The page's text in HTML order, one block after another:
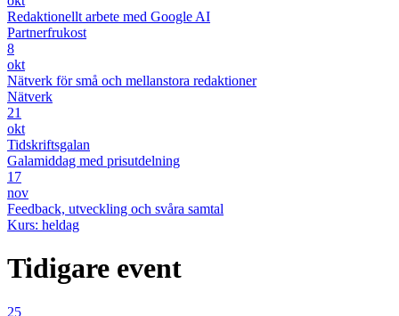
Redaktionellt arbete med Google AI
Partnerfrukost
8
okt
Nätverk för små och mellanstora redaktioner
Nätverk
21
okt
Tidskriftsgalan
Galamiddag med prisutdelning
17
nov
Feedback, utveckling och svåra samtal
Kurs: heldag
Tidigare event
25